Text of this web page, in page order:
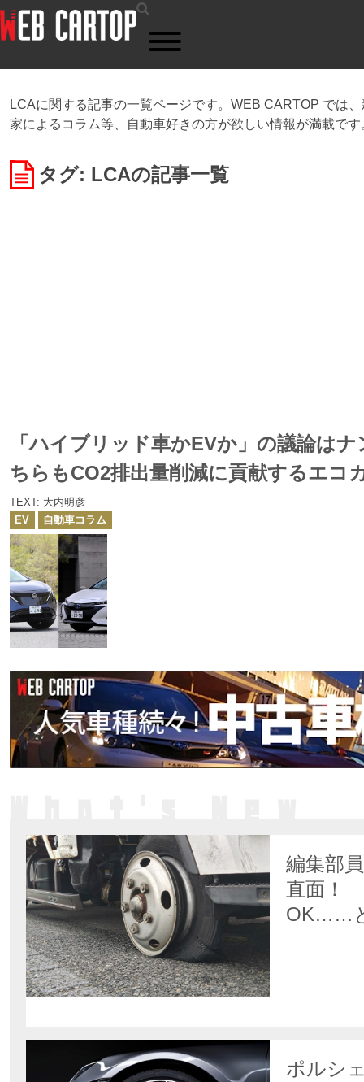
LCAに関する記事の一覧ページです。WEB CARTOP では
家によるコラム等、自動車好きの方が欲しい情報が満載です
タグ: LCAの記事一覧
「ハイブリッド車かEVか」の議論は
ちらもCO2排出量削減に貢献するエコ
TEXT: 大内明彦
カ
テ
ゴ
リ
ー
EV 自動車コラム
編集部
直面！
OK……
ポルシ